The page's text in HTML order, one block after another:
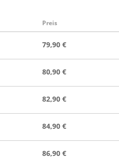
Preis
79,90 €
80,90 €
82,90 €
84,90 €
86,90 €